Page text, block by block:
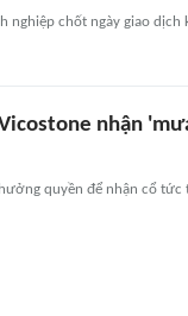
chốt ngày giao dịch
nhận
quyền để nhận cổ